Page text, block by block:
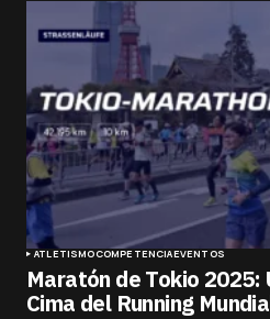
ATLETISMOCOMPETENCIAEVENTOS
Maratón de Tokio 2025:
Cima del Running